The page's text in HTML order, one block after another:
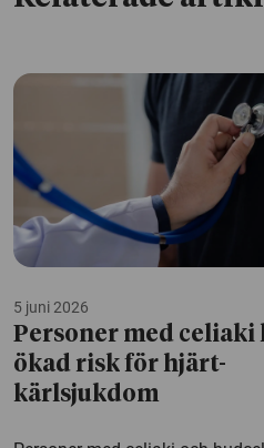
5 juni 2026
Personer med celiaki
ökad risk för hjärt-
kärlsjukdom